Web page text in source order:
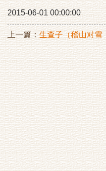
2015-06-01 00:00:00
上一篇：生查子（稽山对雪
有感）